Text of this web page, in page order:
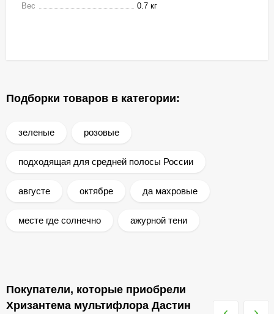
Вес 0.7 кг
Подборки товаров в категории:
зеленые розовые
подходящая для средней полосы России
августе октябре да махровые
месте где солнечно ажурной тени
Покупатели, которые приобрели
Хризантема мультифлора Дастин